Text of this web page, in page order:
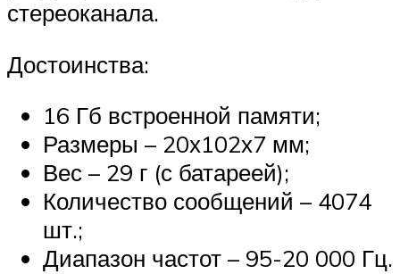
стереоканала.
Достоинства:
16 Гб встроенной памяти;
Размеры – 20х102х7 мм;
Вес – 29 г (с батареей);
Количество сообщений – 4074
шт.;
Диапазон частот – 95-20 000 Гц.